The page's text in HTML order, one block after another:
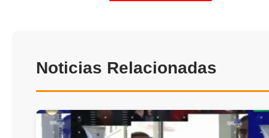
Noticias Relacionadas